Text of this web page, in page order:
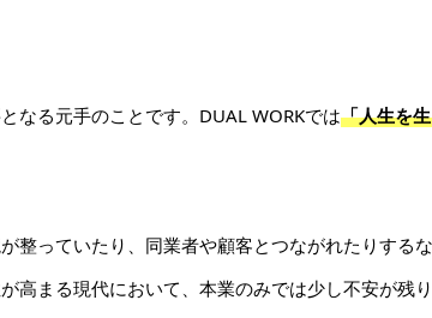
なる元手のことです。DUAL WORKでは「人生を
っていたり、同業者や顧客とつながれたりするな
高まる現代において、本業のみでは少し不安が残